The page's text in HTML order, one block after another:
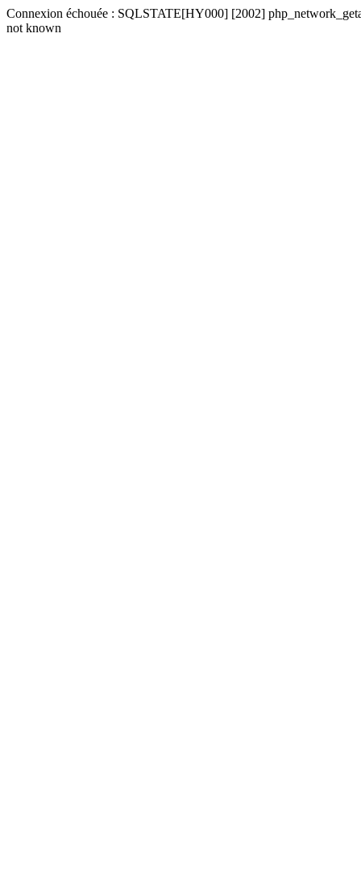
Connexion échouée : SQLSTATE[HY000] [2002]
not known